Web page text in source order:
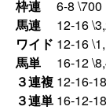
枠連
6-8 \700
馬連
12-16
ワイド 12-16
馬単
16-12
３連複 12-16-
３連単 16-12-